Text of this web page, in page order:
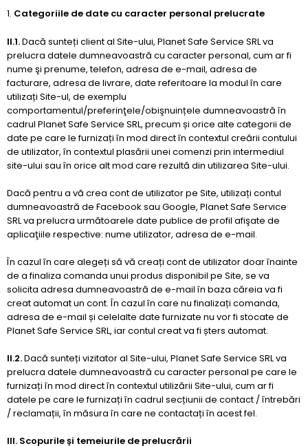
Categoriile de date cu caracter personal prelucrate
II.1.Dacă sunteți client al Site-ului, Planet Safe Service SRL va
prelucra datele dumneavoastră cu caracter personal, cum ar fi
nume şi prenume, telefon, adresa de e-mail, adresa de
facturare, adresa de livrare, date referitoare la modul în care
utilizați Site-ul, de exemplu
comportamentul/preferinţele/obişnuințele dumneavoastră în
cadrul Planet Safe Service SRL, precum și orice alte categorii de
date pe care le furnizați în mod direct în contextul creării contului
de utilizator, în contextul plasării unei comenzi prin intermediul
site-ului sau în orice alt mod care rezultă din utilizarea Site-ului.
Dacă pentru a vă crea cont de utilizator pe Site, utilizați contul
dumneavoastră de Facebook sau Google, Planet Safe Service
SRL va prelucra următoarele date publice de profil afişate de
aplicaţiile respective: nume utilizator, adresa de e-mail.
În cazul în care alegeți să vă creați cont de utilizator doar înainte
de a finaliza comanda unui produs disponibil pe Site, se va
solicita adresa dumneavoastră de e-mail în baza căreia va fi
creat automat un cont. În cazul în care nu finalizați comanda,
adresa de e-mail și celelalte date furnizate nu vor fi stocate de
Planet Safe Service SRL, iar contul creat va fi șters automat.
II.2.Dacă sunteți vizitator al Site-ului, Planet Safe Service SRL va
prelucra datele dumneavoastră cu caracter personal pe care le
furnizați în mod direct în contextul utilizării Site-ului, cum ar fi
datele pe care le furnizați în cadrul secțiunii de contact / întrebări
/ reclamații, în măsura în care ne contactați în acest fel.
III. Scopurile și temeiurile de prelucrării